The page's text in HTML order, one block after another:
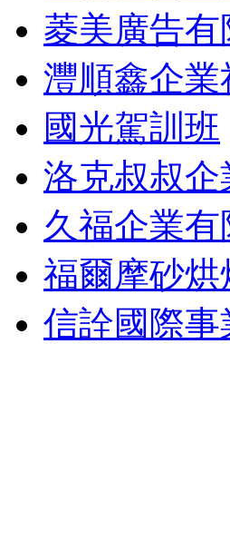
菱美廣告有
灃順鑫企業
國光駕訓班
洛克叔叔企
久福企業有
福爾摩砂
信詮國際